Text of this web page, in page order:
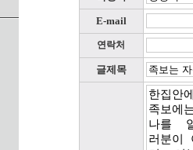
E-mail
연락처
글제목